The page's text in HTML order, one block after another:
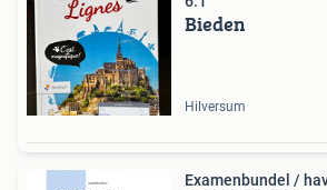
Bieden
Hilversum
Examenbundel /